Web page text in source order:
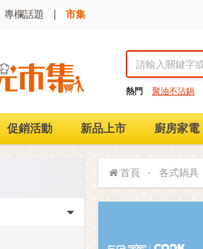
專欄話題 市集
熱門 聚油不沾鍋
促銷活動 新品上市 廚房家電
首頁 各式鍋具